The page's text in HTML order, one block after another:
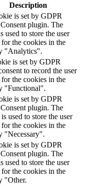
Description
is set by GDPR
plugin. The
used to store the user
for the cookies in the
"Analytics".
is set by GDPR
to record the user
for the cookies in the
"Functional".
is set by GDPR
plugin. The
used to store the user
for the cookies in the
"Necessary".
is set by GDPR
plugin. The
used to store the user
for the cookies in the
"Other.